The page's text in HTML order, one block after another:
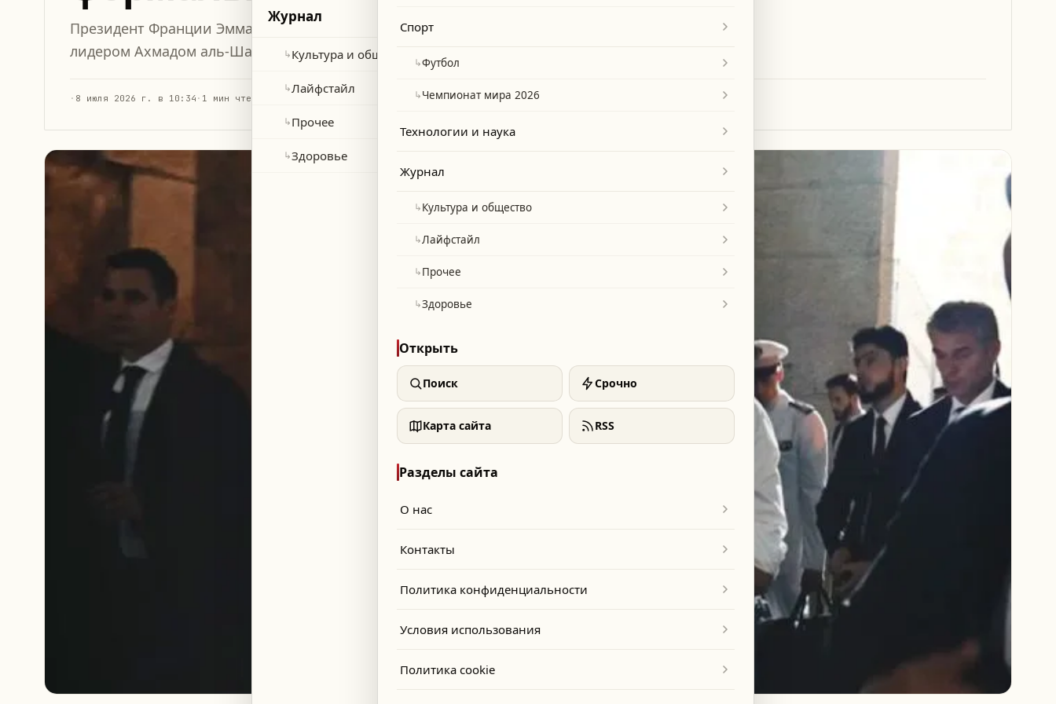
Президент Франции Эммануэль Макрон опубликовал видео с временным
лидером Ахмадом аль-Шара во время их совместной прогулки по Дамаску.
· 8 июля 2026 г. в 10:34 · 1 мин чтения
Журнал
↳Культура и общество
↳Лайфстайл
↳Прочее
↳Здоровье
Спорт
↳Футбол
↳Чемпионат мира 2026
Технологии и наука
Журнал
↳Культура и общество
↳Лайфстайл
↳Прочее
↳Здоровье
Открыть
Поиск Срочно
Карта сайта RSS
Разделы сайта
О нас
Контакты
Политика конфиденциальности
Условия использования
Политика cookie